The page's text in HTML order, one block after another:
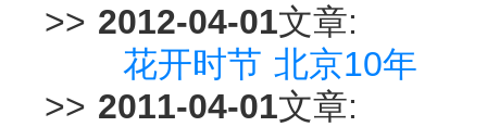
>> 2012-04-01文章:
花开时节 北京10年
>> 2011-04-01文章: